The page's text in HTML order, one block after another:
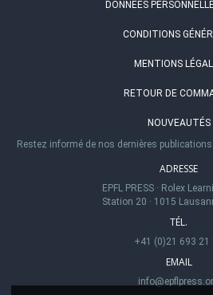
DONNÉES
CONDITIONS
MENTIONS
RETOUR DE
NOUVEAUTÉS
Restez informé de nos dernières
ADRESSE
EPFL PRESS · Rolex
Station 20 · 1015
TÉL.
+41 (0)21 693 21
EMAIL